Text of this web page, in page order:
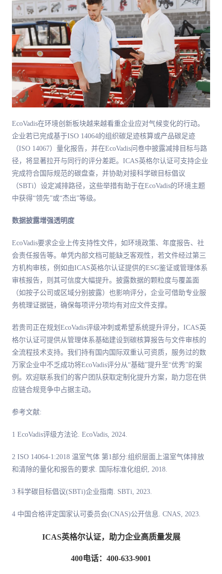
EcoVadis在环境创新板块越来越看重企业应对气候变化的行动。
企业若已完成基于ISO 14064的组织碳足迹核算或产品碳足迹
（ISO 14067）量化报告，并在EcoVadis问卷中披露减排目标与路
径，将显著拉开与同行的评分差距。ICAS英格尔认证可支持企业
完成符合国际规范的碳盘查，并协助对接科学碳目标倡议
（SBTi）设定减排路径，这些举措有助于在EcoVadis的环境主题
中获得“领先”或“杰出”等级。
数据披露增强透明度
EcoVadis要求企业上传支持性文件，如环境政策、年度报告、社
会责任报告等。单凭内部文档可能缺乏客观性，若文件经过第三
方机构审核，例如由ICAS英格尔认证提供的ESG鉴证或管理体系
审核报告，则其可信度大幅提升。披露数据的颗粒度与覆盖面
（如按子公司或区域分别披露）也影响评分，企业可借助专业服
务梳理证据链，确保每项评分项均有对应文件支撑。
若贵司正在规划EcoVadis评级冲刺或希望系统提升评分，ICAS英
格尔认证可提供从管理体系基础建设到碳核算报告与文件审核的
全流程技术支持。我们持有国内国际双重认可资质，服务过的数
万家企业中不乏成功将EcoVadis评分从“基础”提升至“优秀”的案
例。欢迎联系我们的客户团队获取定制化提升方案，助力您在供
应链合规竞争中占据主动。
参考文献:
1 EcoVadis评级方法论. EcoVadis, 2024.
2 ISO 14064-1:2018 温室气体 第1部分:组织层面上温室气体排放
和清除的量化和报告的要求. 国际标准化组织, 2018.
3 科学碳目标倡议(SBTi)企业指南. SBTi, 2023.
4 中国合格评定国家认可委员会(CNAS)公开信息. CNAS, 2023.
ICAS英格尔认证，助力企业高质量发展
400电话：400-633-9001